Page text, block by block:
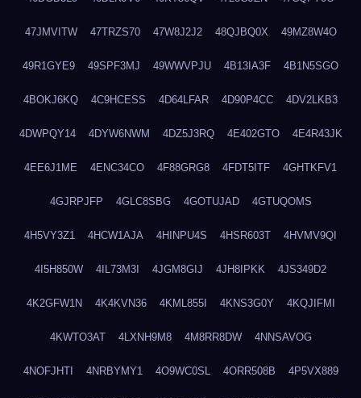
47JMVITW 47TRZS70 47W8J2J2 48QJBQ0X 49MZ8W4O
49R1GYE9 49SPF3MJ 49WWVPJU 4B13IA3F 4B1N5SGO
4BOKJ6KQ 4C9HCESS 4D64LFAR 4D90P4CC 4DV2LKB3
4DWPQY14 4DYW6NWM 4DZ5J3RQ 4E402GTO 4E4R43JK
4EE6J1ME 4ENC34CO 4F88GRG8 4FDT5ITF 4GHTKFV1
4GJRPJFP 4GLC8SBG 4GOTUJAD 4GTUQOMS
4H5VY3Z1 4HCW1AJA 4HINPU4S 4HSR603T 4HVMV9QI
4I5H850W 4IL73M3I 4JGM8GIJ 4JH8IPKK 4JS349D2
4K2GFW1N 4K4KVN36 4KML855I 4KNS3G0Y 4KQJIFMI
4KWTO3AT 4LXNH9M8 4M8RR8DW 4NNSAVOG
4NOFJHTI 4NRBYMY1 4O9WC0SL 4ORR508B 4P5VX889